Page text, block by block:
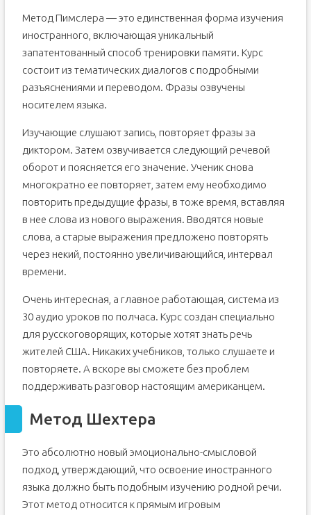
Метод Пимслера — это единственная форма изучения
иностранного, включающая уникальный
запатентованный способ тренировки памяти. Курс
состоит из тематических диалогов с подробными
разъяснениями и переводом. Фразы озвучены
носителем языка.
Изучающие слушают запись, повторяет фразы за
диктором. Затем озвучивается следующий речевой
оборот и поясняется его значение. Ученик снова
многократно ее повторяет, затем ему необходимо
повторить предыдущие фразы, в тоже время, вставляя
в нее слова из нового выражения. Вводятся новые
слова, а старые выражения предложено повторять
через некий, постоянно увеличивающийся, интервал
времени.
Очень интересная, а главное работающая, система из
30 аудио уроков по полчаса. Курс создан специально
для русскоговорящих, которые хотят знать речь
жителей США. Никаких учебников, только слушаете и
повторяете. А вскоре вы сможете без проблем
поддерживать разговор настоящим американцем.
Метод Шехтера
Это абсолютно новый эмоционально-смысловой
подход, утверждающий, что освоение иностранного
языка должно быть подобным изучению родной речи.
Этот метод относится к прямым игровым